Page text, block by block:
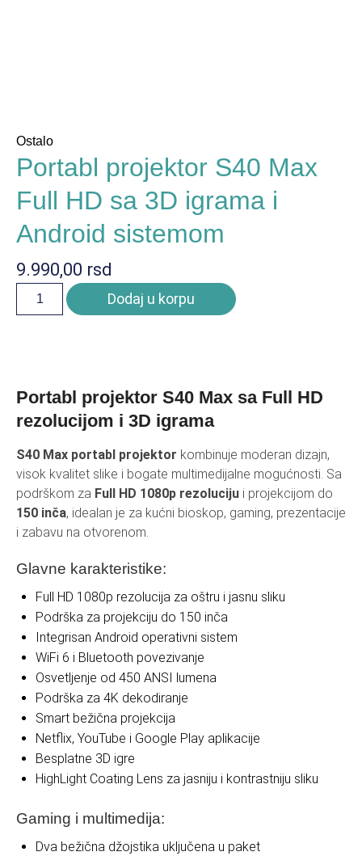
Portabl projektor S40 Max sa Full HD
rezolucijom i 3D igrama
S40 Max portabl projektor kombinuje moderan dizajn,
visok kvalitet slike i bogate multimedijalne mogućnosti. Sa
podrškom za Full HD 1080p rezoluciju i projekcijom do
150 inča, idealan je za kućni bioskop, gaming, prezentacije
i zabavu na otvorenom.
Glavne karakteristike:
Full HD 1080p rezolucija za oštru i jasnu sliku
Podrška za projekciju do 150 inča
Integrisan Android operativni sistem
WiFi 6 i Bluetooth povezivanje
Osvetljenje od 450 ANSI lumena
Podrška za 4K dekodiranje
Smart bežična projekcija
Netflix, YouTube i Google Play aplikacije
Besplatne 3D igre
HighLight Coating Lens za jasniju i kontrastniju sliku
Gaming i multimedija:
Dva bežična džojstika uključena u paket
Ostalo
Portabl projektor S40 Max
Full HD sa 3D igrama i
Android sistemom
9.990,00 rsd
Dodaj u korpu